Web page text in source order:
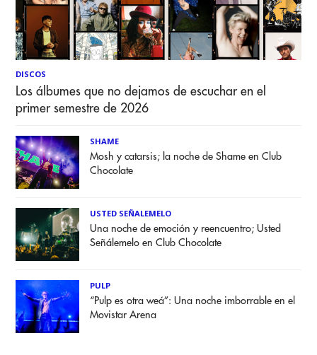
DISCOS
Los álbumes que no dejamos de escuchar en el
primer semestre de 2026
SHAME
Mosh y catarsis; la noche de Shame en Club
Chocolate
USTED SEÑALEMELO
Una noche de emoción y reencuentro; Usted
Señálemelo en Club Chocolate
PULP
“Pulp es otra weá”: Una noche imborrable en el
Movistar Arena